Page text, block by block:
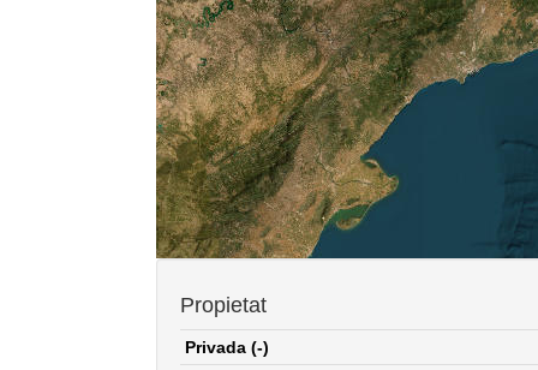
Propietat
Privada (-)